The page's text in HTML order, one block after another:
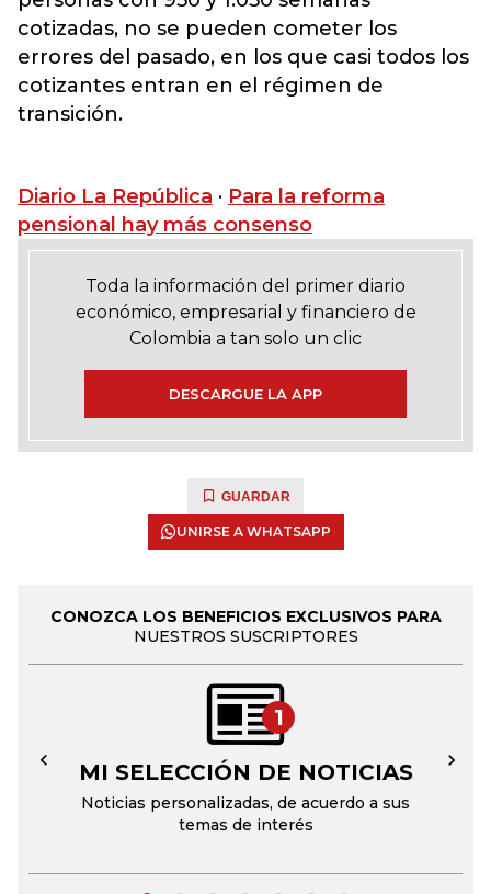
cotizadas, no se pueden cometer los
errores del pasado, en los que casi todos los
cotizantes entran en el régimen de
transición.
Diario La República · Para la reforma
pensional hay más consenso
Toda la información del primer diario
económico, empresarial y financiero de
Colombia a tan solo un clic
DESCARGUE LA APP
GUARDAR
UNIRSE A WHATSAPP
CONOZCA LOS BENEFICIOS EXCLUSIVOS PARA
NUESTROS SUSCRIPTORES
1
MI SELECCIÓN DE NOTICIAS
Noticias personalizadas, de acuerdo a sus
temas de interés
← →